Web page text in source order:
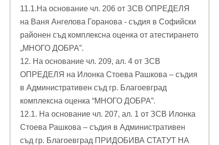
11.1.На основание чл. 206 от ЗСВ ОПРЕДЕЛЯ
на Ваня Ангелова Горанова - съдия в Софийски
районен съд комплексна оценка от атестирането
„МНОГО ДОБРА”.
12. На основание чл. 209, ал. 4 от ЗСВ
ОПРЕДЕЛЯ на Илонка Стоева Рашкова – съдия
в Административен съд гр. Благоевград
комплексна оценка “МНОГО ДОБРА”.
12.1. На основание чл. 207, ал. 1 от ЗСВ Илонка
Стоева Рашкова – съдия в Административен
съд гр. Благоевград ПРИДОБИВА СТАТУТ НА